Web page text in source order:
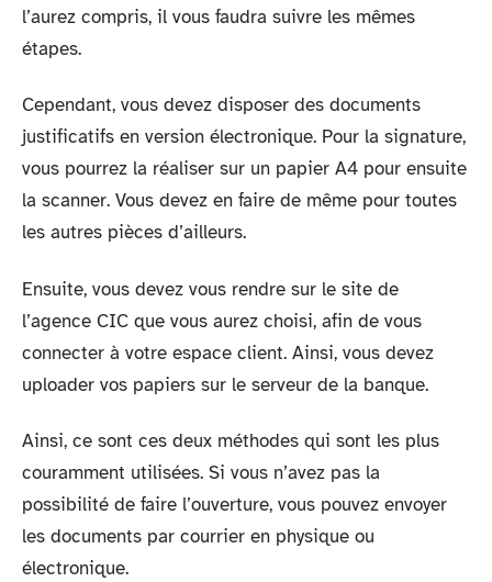
l’aurez compris, il vous faudra suivre les mêmes
étapes.
Cependant, vous devez disposer des documents
justificatifs en version électronique. Pour la signature,
vous pourrez la réaliser sur un papier A4 pour ensuite
la scanner. Vous devez en faire de même pour toutes
les autres pièces d’ailleurs.
Ensuite, vous devez vous rendre sur le site de
l’agence CIC que vous aurez choisi, afin de vous
connecter à votre espace client. Ainsi, vous devez
uploader vos papiers sur le serveur de la banque.
Ainsi, ce sont ces deux méthodes qui sont les plus
couramment utilisées. Si vous n’avez pas la
possibilité de faire l’ouverture, vous pouvez envoyer
les documents par courrier en physique ou
électronique.